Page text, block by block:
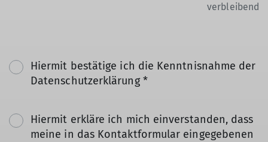
verbleibend
Hiermit bestätige ich die Kenntnisnahme der
Datenschutzerklärung *
Hiermit erkläre ich mich einverstanden, dass
meine in das Kontaktformular eingegebenen